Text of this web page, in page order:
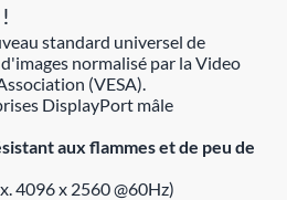
standard universel de
normalisé par la Video
(VESA).
DisplayPort mâle
aux flammes et de peu de
4096 x 2560 @60Hz)